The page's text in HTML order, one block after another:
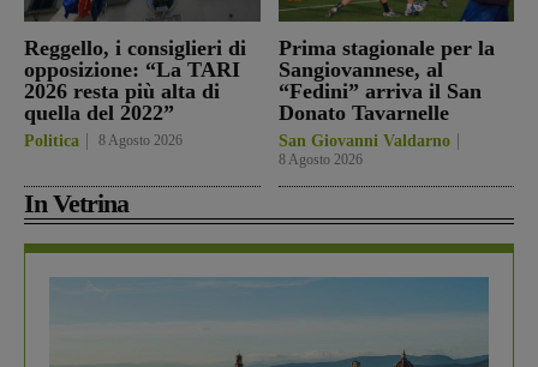
Reggello, i consiglieri di
opposizione: “La TARI
2026 resta più alta di
quella del 2022”
Politica 8 Agosto 2026
Prima stagionale per la
Sangiovannese, al
“Fedini” arriva il San
Donato Tavarnelle
San Giovanni Valdarno
8 Agosto 2026
In Vetrina